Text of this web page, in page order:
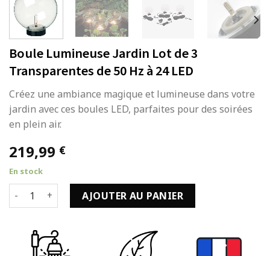
Boule Lumineuse Jardin Lot de 3
Transparentes de 50 Hz à 24 LED
Créez une ambiance magique et lumineuse dans votre
jardin avec ces boules LED, parfaites pour des soirées
en plein air.
219,99 €
En stock
quantité de Boule Lumineuse Jardin Lot de 3 Transparentes
AJOUTER AU PANIER